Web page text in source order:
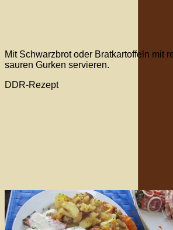
Mit Schwarzbrot oder Bratkartoffeln mit
sauren Gurken servieren.
DDR-Rezept